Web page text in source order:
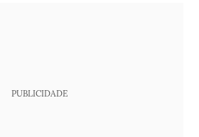
PUBLICIDADE